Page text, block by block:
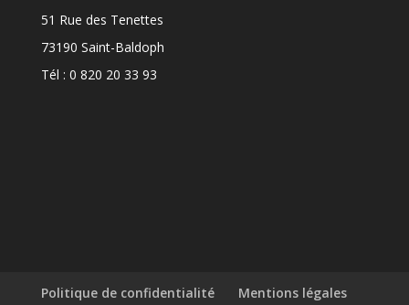
51 Rue des Tenettes
73190 Saint-Baldoph
Tél : 0 820 20 33 93
Politique de confidentialité Mentions légales